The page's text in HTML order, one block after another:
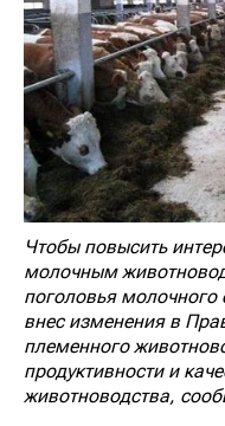
Чтобы повысить
молочным
поголовья молочного
внес изменения в
племенного
продуктивности и
животноводства,